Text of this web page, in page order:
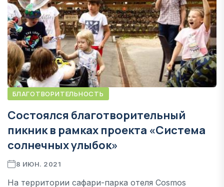
БЛАГОТВОРИТЕЛЬНОСТЬ
Состоялся благотворительный
пикник в рамках проекта «Система
солнечных улыбок»
8 ИЮН. 2021
На территории сафари-парка отеля Cosmos